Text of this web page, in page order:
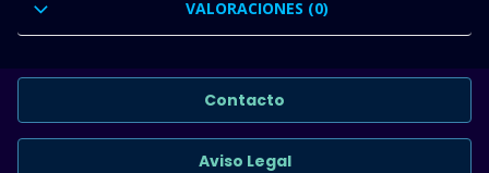
VALORACIONES (0)
Contacto
Aviso Legal